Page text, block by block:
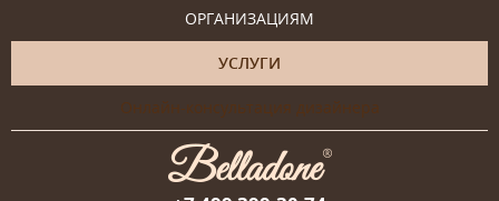
ОРГАНИЗАЦИЯМ
УСЛУГИ
Онлайн-консультация дизайнера